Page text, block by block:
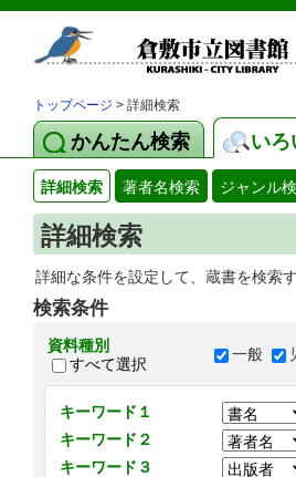
トップページ > 詳細検索
かんたん検索 いろ
詳細検索 著者名検索 ジャンル
詳細検索
詳細な条件を設定して、蔵書を検索
検索条件
資料種別
すべて選択
一般
キーワード１
キーワード２
キーワード３